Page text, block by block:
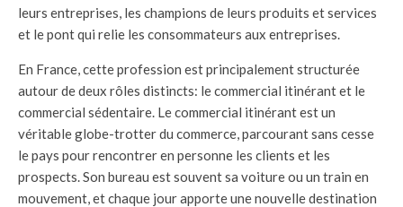
leurs entreprises, les champions de leurs produits et services
et le pont qui relie les consommateurs aux entreprises.
En France, cette profession est principalement structurée
autour de deux rôles distincts: le commercial itinérant et le
commercial sédentaire. Le commercial itinérant est un
véritable globe-trotter du commerce, parcourant sans cesse
le pays pour rencontrer en personne les clients et les
prospects. Son bureau est souvent sa voiture ou un train en
mouvement, et chaque jour apporte une nouvelle destination